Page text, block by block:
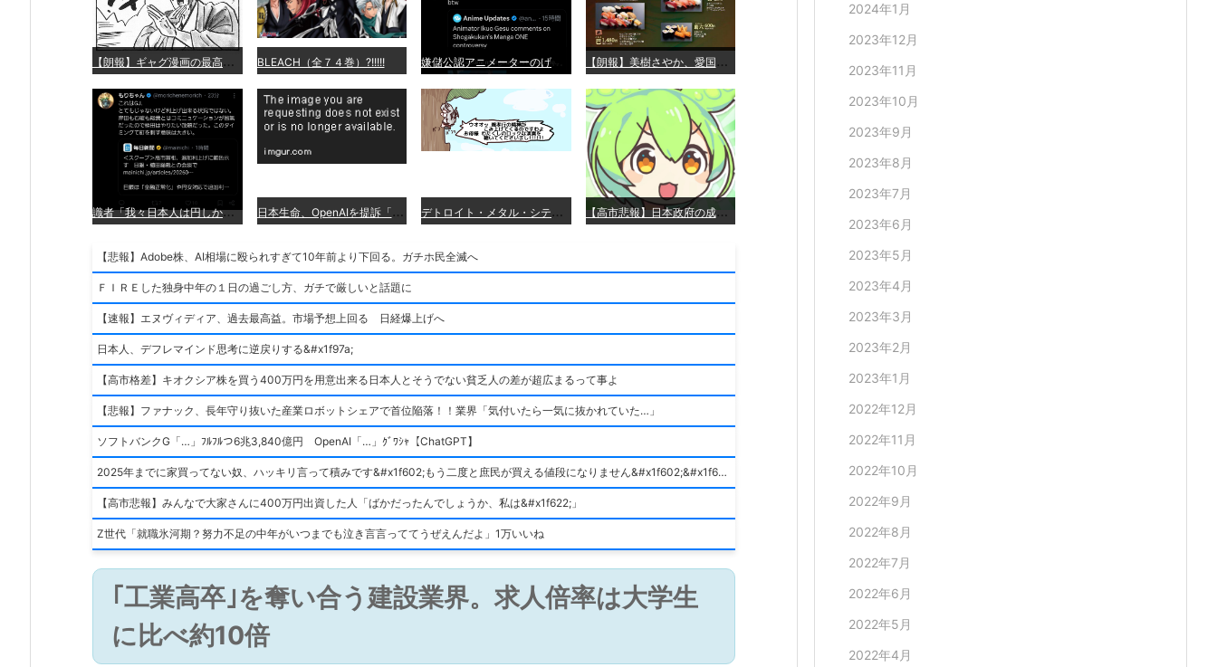
【
朗報】ギャグ漫画の最高傑作、「パタリロ」に決まる BLEACH（全７４巻）?!!!!! 嫌儲公認アニメーターのげそいくおさん、マンガワン騒動を冷笑してスーパー大炎上 【
朗報】美樹さやか、愛国に目覚める
識
者「我々日本人は円しか使っていないので円安になろうが問題ない」 日
本生命、OpenAIを提訴「ChatGPTが非弁行為」 デ
トロイト・メタル・シティー ⇐これ、いまアニメ化したら、えらいことになってたよな？ 【
高市悲報】日本政府の成長戦略に「暗号資産」が消えるいったいなぜ…？
【悲報】Adobe株、AI相場に殴られすぎて10年前より下回る。ガチホ民全滅へ
ＦＩＲＥした独身中年の１日の過ごし方、ガチで厳しいと話題に
【速報】エヌヴィディア、過去最高益。市場予想上回る 日経爆上げへ
日本人、デフレマインド思考に逆戻りする&#x1f97a;
【高市格差】キオクシア株を買う400万円を用意出来る日本人とそうでない貧乏人の差が超広まるって事よ
【悲報】ファナック、長年守り抜いた産業ロボットシェアで首位陥落！！業界「気付いたら一気に抜かれていた…」
ソフトバンクG「…」ﾌﾙﾌﾙつ6兆3,840億円 OpenAI「…」ｸﾞﾜｼｬ【ChatGPT】
2025年までに家買ってない奴、ハッキリ言って積みです&#x1f602;もう二度と庶民が買える値段になりません&#x1f602;&#x1f602;&#x1f602;
【高市悲報】みんなで大家さんに400万円出資した人「ばかだったんでしょうか、私は&#x1f622;」
Z世代「就職氷河期？努力不足の中年がいつまでも泣き言言っててうぜえんだよ」1万いいね
｢工業高卒｣を奪い合う建設業界。求人倍率は大学生
に比べ約10倍
2024年1月
2023年12月
2023年11月
2023年10月
2023年9月
2023年8月
2023年7月
2023年6月
2023年5月
2023年4月
2023年3月
2023年2月
2023年1月
2022年12月
2022年11月
2022年10月
2022年9月
2022年8月
2022年7月
2022年6月
2022年5月
2022年4月